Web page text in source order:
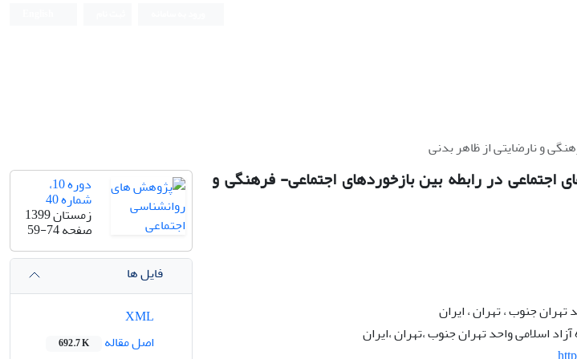
و نارضایتی از ظاهر بدنی
در رابطه بین بازخوردهای اجتماعی- فرهنگی و
جنوب ، تهران ، ایران
اسلامی واحد تهران جنوب ،تهران ،ایران
دوره 10،
شماره 40
زمستان 1399
صفحه59-74
فایل ها
اصل مقاله
692.7 K